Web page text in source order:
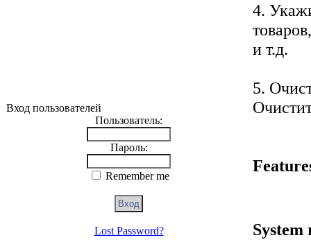
Вход пользователей
Пользователь:
Пароль:
Remember me
Lost Password?
4.
и т.д.
5.
System